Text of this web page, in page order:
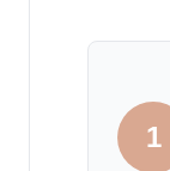
1